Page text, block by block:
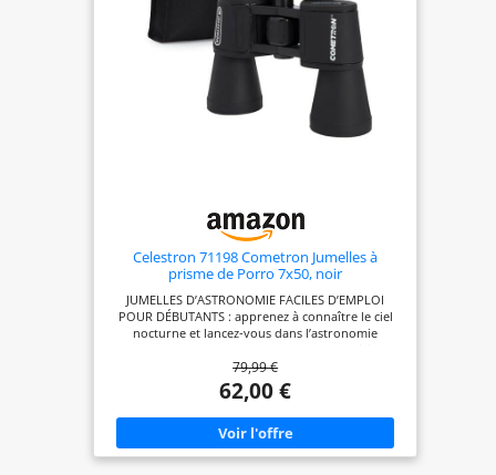
Celestron 71198 Cometron Jumelles à
prisme de Porro 7x50, noir
JUMELLES D’ASTRONOMIE FACILES D’EMPLOI
POUR DÉBUTANTS : apprenez à connaître le ciel
nocturne et lancez-vous dans l’astronomie
révèle une plus grande partie du ciel nocturne ;
accessoire parfait pour observer la Voie Lactée et
des gros objets comme les comètes et explorer les
constellations OBJECTIFS 50 MM AVEC OPTIQUES
MULTICOUCHES : grandes lentilles d’objectif,
captent plus de lumière avec revêtements
multicouches antireflets qui augmentent la
79,99 €
62,00 €